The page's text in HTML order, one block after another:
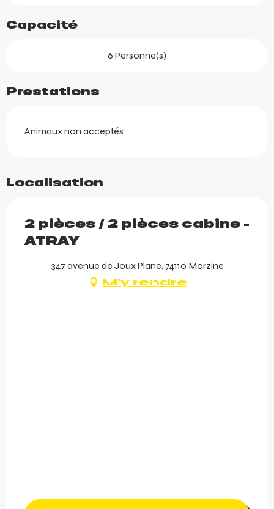
Capacité
6 Personne(s)
Prestations
Animaux non acceptés
Localisation
2 pièces / 2 pièces cabine -
ATRAY
347 avenue de Joux Plane, 74110 Morzine
M'y rendre